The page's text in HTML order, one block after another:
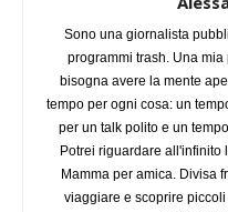
Sono una giornalista
programmi trash. Una
bisogna avere la mente
tempo per ogni cosa: un
per un talk polito e un
Potrei riguardare all'infinito
Mamma per amica. Divisa
viaggiare e scoprire